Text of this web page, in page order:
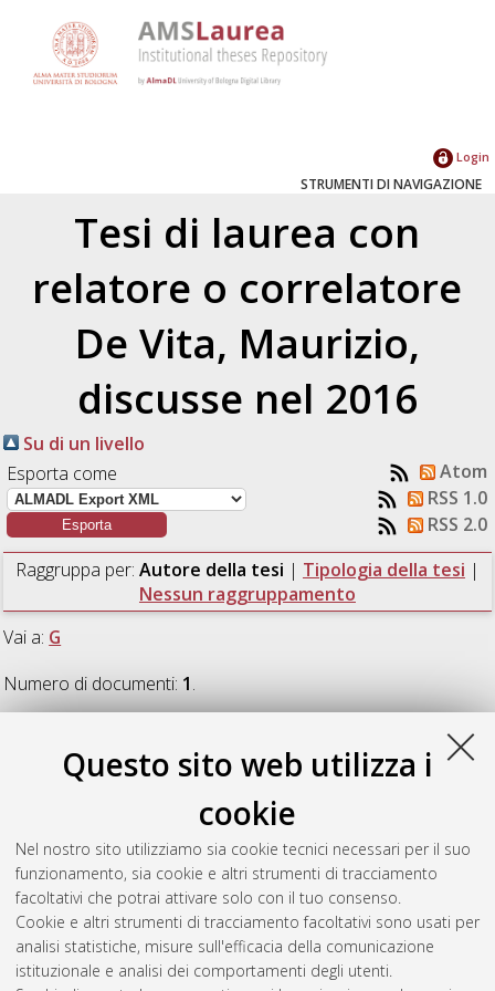
Questo sito web utilizza i
cookie
Nel nostro sito utilizziamo sia cookie tecnici necessari per il suo
funzionamento, sia cookie e altri strumenti di tracciamento
facoltativi che potrai attivare solo con il tuo consenso.
Cookie e altri strumenti di tracciamento facoltativi sono usati per
analisi statistiche, misure sull'efficacia della comunicazione
istituzionale e analisi dei comportamenti degli utenti.
Login
STRUMENTI DI NAVIGAZIONE
Tesi di laurea con
relatore o correlatore
De Vita, Maurizio,
discusse nel 2016
Su di un livello
Esporta come
Atom
RSS 1.0
RSS 2.0
Raggruppa per: Autore della tesi | Tipologia della tesi |
Nessun raggruppamento
Vai a: G
Numero di documenti: 1.
(2016)Studio di una macchina
plastico flessibile.[Laurea magistrale], Università di Bologna,
Corso di Studio inIngegneria meccanica [LM-DM270] - Forli'
Documento ad accesso riservato.
Questa lista e' stata generata ilThu Aug 6 08:48:46 2026